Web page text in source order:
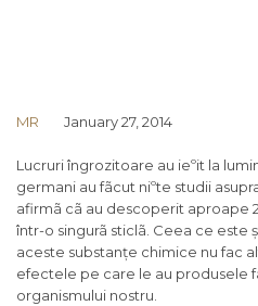
MR January 27, 2014
Lucruri îngrozitoare au ieºit la
germani au fãcut niºte studii
afirmã cã au descoperit aproape
într-o singurã sticlã. Ceea ce este
aceste substanțe chimice nu fac
efectele pe care le au produsele
organismului nostru.